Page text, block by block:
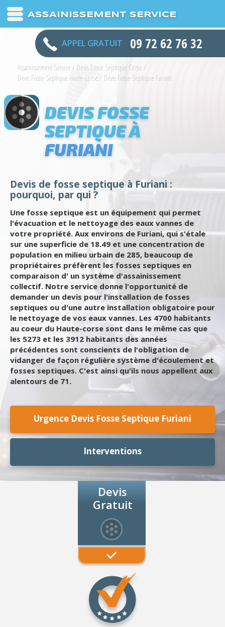
ASSAINISSEMENT SERVICE
APPEL GRATUIT 09 72 62 76 32
Assainissement Service / Devis Fosse Septique Corse /
Devis Fosse Septique Haute-corse / Devis Fosse Septique Furiani
DEVIS FOSSE
SEPTIQUE À
FURIANI
Devis de fosse septique à Furiani :
pourquoi, par qui ?
Une fosse septique est un équipement qui permet
l'évacuation et le nettoyage des eaux vannes de
votre propriété. Aux environs de Furiani, qui s'étale
sur une superficie de 18.49 et une concentration de
population en milieu urbain de 285, beaucoup de
propriétaires préfèrent les fosses septiques en
comparaison d' un système d'assainissement
collectif. Notre service donne l'opportunité de
demander un devis pour l'installation de fosses
septiques ou d'une autre installation obligatoire pour
le nettoyage de vos eaux vannes. Les 4700 habitants
au coeur du Haute-corse sont dans le même cas que
les 5273 et les 3912 habitants des années
précédentes sont conscients de l'obligation de
vidanger de façon régulière système d'écoulement et
fosses septiques. C'est ainsi qu'ils nous appellent aux
alentours de 71.
Urgence Devis Fosse Septique Furiani
Interventions
Devis
Gratuit